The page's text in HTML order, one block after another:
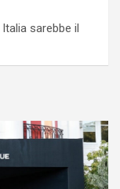
sarebbe il